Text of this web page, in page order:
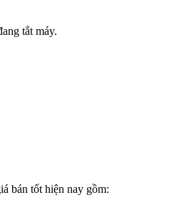
tắt máy.
bán tốt hiện nay gồm: